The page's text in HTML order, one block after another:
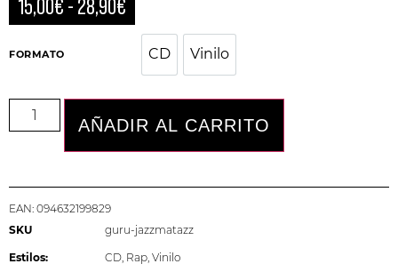
15,00€ - 28,90€
FORMATO CD Vinilo
AÑADIR AL CARRITO
EAN: 094632199829
SKU
guru-jazzmatazz
Estilos: CD, Rap, Vinilo